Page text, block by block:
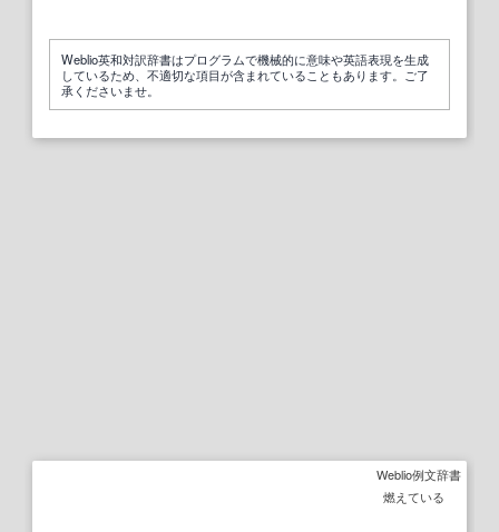
Weblio英和対訳辞書はプログラムで機械的に意味や英語表現を生成
しているため、不適切な項目が含まれていることもあります。ご了
承くださいませ。
Weblio例文辞書
燃えている